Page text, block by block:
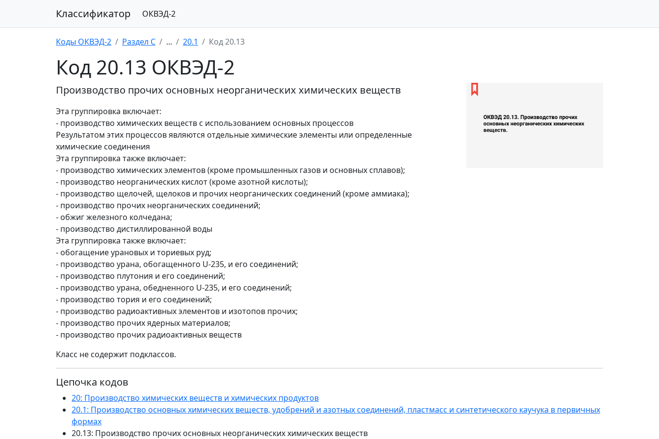
Классификатор ОКВЭД-2
Коды ОКВЭД-2 Раздел C ... 20.1 Код 20.13
Код 20.13 ОКВЭД-2
Производство прочих основных неорганических химических веществ
Эта группировка включает:
- производство химических веществ с использованием основных процессов
Результатом этих процессов являются отдельные химические элементы или определенные
химические соединения
Эта группировка также включает:
- производство химических элементов (кроме промышленных газов и основных сплавов);
- производство неорганических кислот (кроме азотной кислоты);
- производство щелочей, щелоков и прочих неорганических соединений (кроме аммиака);
- производство прочих неорганических соединений;
- обжиг железного колчедана;
- производство дистиллированной воды
Эта группировка также включает:
- обогащение урановых и ториевых руд;
- производство урана, обогащенного U-235, и его соединений;
- производство плутония и его соединений;
- производство урана, обедненного U-235, и его соединений;
- производство тория и его соединений;
- производство радиоактивных элементов и изотопов прочих;
- производство прочих ядерных материалов;
- производство прочих радиоактивных веществ
Класс не содержит подклассов.
Цепочка кодов
20: Производство химических веществ и химических продуктов
20.1: Производство основных химических веществ, удобрений и азотных соединений, пластмасс и синтетического каучука в первичных
формах
20.13: Производство прочих основных неорганических химических веществ